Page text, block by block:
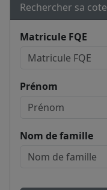
Rechercher sa cote
Matricule FQE
Prénom
Nom de famille